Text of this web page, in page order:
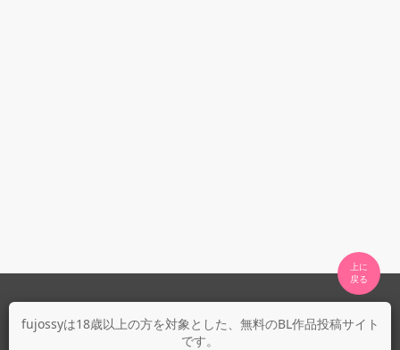
fujossyは18歳以上の方を対象とした、無料のBL作品投稿サイト
です。
上に
fujossyについて